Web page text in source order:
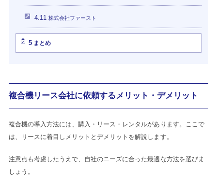
4.11 株式会社ファースト
5まとめ
複合機リース会社に依頼するメリット・デメリット
複合機の導入方法には、購入・リース・レンタルがあります。ここで
は、リースに着目しメリットとデメリットを解説します。
注意点も考慮したうえで、自社のニーズに合った最適な方法を選びま
しょう。